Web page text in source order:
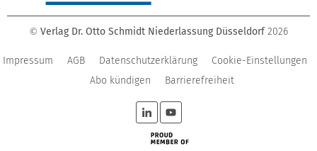
© Verlag Dr. Otto Schmidt Niederlassung Düsseldorf 2026
Impressum AGB Datenschutzerklärung
Cookie-Einstellungen
Abo kündigen
Barrierefreiheit